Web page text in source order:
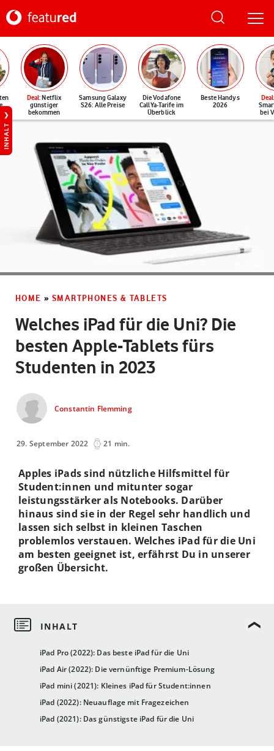
Deal: Netflix
günstiger
bekommen
Samsung Galaxy
S26: Alle Preise
Die Vodafone
CallYa-Tarife im
Überblick
Beste Handys
2026
Deal
bei
INHALT
HOME » SMARTPHONES & TABLETS
Welches iPad für die Uni? Die
besten Apple-Tablets fürs
Studenten in 2023
Constantin Flemming
29. September 2022 21 min.
iPad Pro (2022): Das beste iPad für die Uni
iPad Air (2022): Die vernünftige Premium-Lösung
iPad mini (2021): Kleines iPad für Student:innen
iPad (2022): Neuauflage mit Fragezeichen
iPad (2021): Das günstigste iPad für die Uni
Apples iPads sind nützliche Hilfsmittel für
Student:innen und mitunter sogar
leistungsstärker als Notebooks. Darüber
hinaus sind sie in der Regel sehr handlich und
lassen sich selbst in kleinen Taschen
problemlos verstauen. Welches iPad für die Uni
am besten geeignet ist, erfährst Du in unserer
großen Übersicht.